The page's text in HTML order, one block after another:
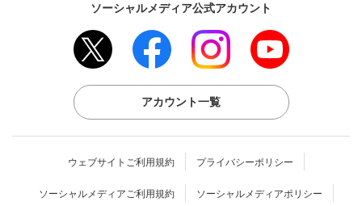
ソーシャルメディア公式アカウント
アカウント一覧
ウェブサイトご利用規約 プライバシーポリシー
ソーシャルメディアご利用規約 ソーシャルメディアポリシー